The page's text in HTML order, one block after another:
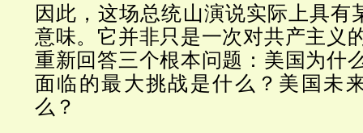
因此，这场总统山演说实际上具有
意味。它并非只是一次对共产主义
重新回答三个根本问题：美国为什
面临的最大挑战是什么？美国未
么？